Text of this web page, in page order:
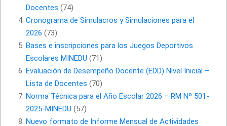
Docentes (74)
Cronograma de Simulacros y Simulaciones para el
2026 (73)
Bases e inscripciones para los Juegos Deportivos
Escolares MINEDU (71)
Evaluación de Desempeño Docente (EDD) Nivel Inicial –
Lista de Docentes (70)
Norma Técnica para el Año Escolar 2026 – RM Nº 501-
2025-MINEDU (57)
Nuevo formato de Informe Mensual de Actividades